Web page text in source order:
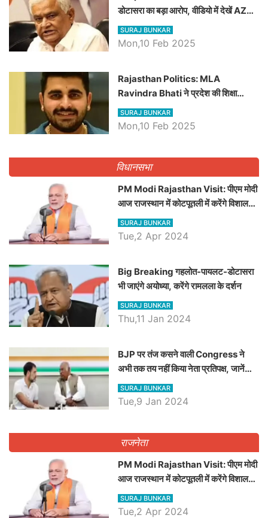
डोटासरा का बड़ा आरोप, वीडियो में देखें AZ
बड़ी खबरें
SURAJ BUNKAR
Mon,10 Feb 2025
Rajasthan Politics: MLA
Ravindra Bhati ने प्रदेश की शिक्षा
व्यवस्था पर उठाए सवाल, Madan
Dilawar पर हमला करते हुए गिनवाये खाली
SURAJ BUNKAR
Mon,10 Feb 2025
विधानसभा
PM Modi Rajasthan Visit: पीएम मोदी
आज राजस्थान में कोटपूतली में करेंगे विशाल
रैली, एक सभा से 8 सीटों पर साधेगें निशाना
SURAJ BUNKAR
Tue,2 Apr 2024
Big Breaking गहलोत-पायलट-डोटासरा
भी जाएंगे अयोध्या, करेंगे रामलला के दर्शन
SURAJ BUNKAR
Thu,11 Jan 2024
BJP पर तंज कसने वाली Congress ने
अभी तक तय नहीं किया नेता प्रतिपक्ष, जानें
कौन होगा दावेदार
SURAJ BUNKAR
Tue,9 Jan 2024
राजनेता
PM Modi Rajasthan Visit: पीएम मोदी
आज राजस्थान में कोटपूतली में करेंगे विशाल
रैली, एक सभा से 8 सीटों पर साधेगें निशाना
SURAJ BUNKAR
Tue,2 Apr 2024